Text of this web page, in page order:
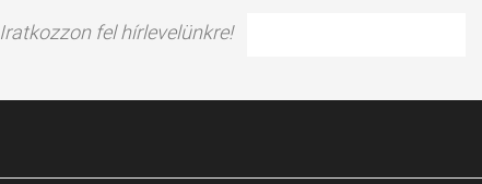
Iratkozzon fel hírlevelünkre!